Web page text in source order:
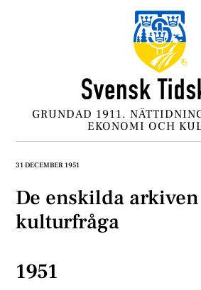
GRUNDAD 1911.
EKONOMI OCH
31 DECEMBER 1951
De enskilda
kulturfråga
1951